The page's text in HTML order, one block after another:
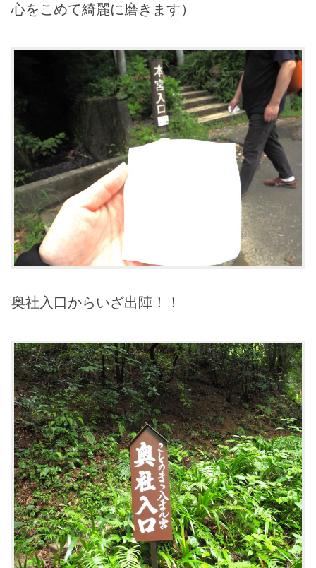
心をこめて綺麗に磨きます）
奥社入口からいざ出陣！！